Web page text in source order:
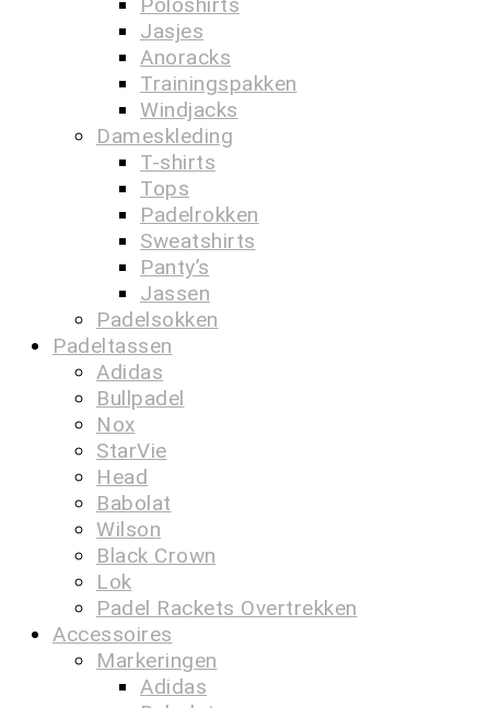
Jasjes
Anoracks
Trainingspakken
Windjacks
Dameskleding
T-shirts
Tops
Padelrokken
Sweatshirts
Panty’s
Jassen
Padelsokken
Padeltassen
Adidas
Bullpadel
Nox
StarVie
Head
Babolat
Wilson
Black Crown
Lok
Padel Rackets Overtrekken
Accessoires
Markeringen
Adidas